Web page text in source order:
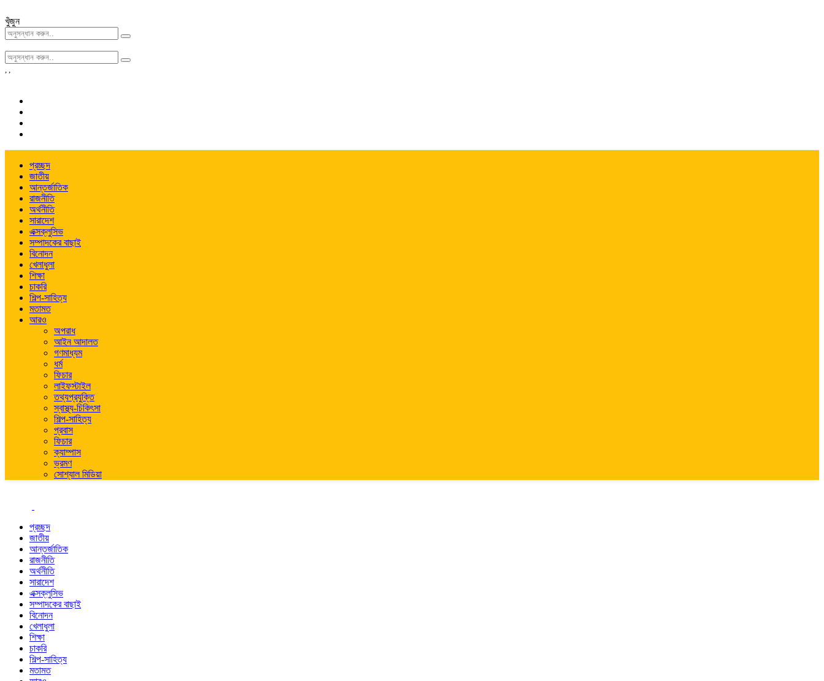
খুঁজুন
, ,
প্রচ্ছদ
জাতীয়
আন্তর্জাতিক
রাজনীতি
অর্থনীতি
সারাদেশ
এক্সক্লুসিভ
সম্পাদকের বাছাই
বিনোদন
খেলাধুলা
শিক্ষা
চাকরি
শিল্প-সাহিত্য
মতামত
আরও
অপরাধ
আইন আদালত
গণমাধ্যম
ধর্ম
ফিচার
লাইফস্টাইল
তথ্যপ্রযুক্তি
স্বাস্থ্য-চিকিৎসা
শিল্প-সাহিত্য
প্রবাস
ফিচার
ক্যাম্পাস
ভ্রমণ
সোশ্যাল মিডিয়া
প্রচ্ছদ
জাতীয়
আন্তর্জাতিক
রাজনীতি
অর্থনীতি
সারাদেশ
এক্সক্লুসিভ
সম্পাদকের বাছাই
বিনোদন
খেলাধুলা
শিক্ষা
চাকরি
শিল্প-সাহিত্য
মতামত